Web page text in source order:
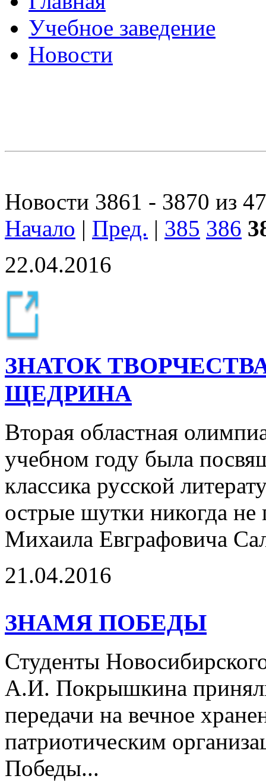
Учебное заведение
Новости
Новости 3861 - 3870 из
Начало | Пред. | 385 386
22.04.2016
ЗНАТОК
ЩЕДРИНА
Вторая областная
учебном году была
классика русской
острые шутки никогда не
Михаила Евграфовича
21.04.2016
ЗНАМЯ ПОБЕДЫ
Студенты
А.И. Покрышкина
передачи на вечное
патриотическим
Победы...